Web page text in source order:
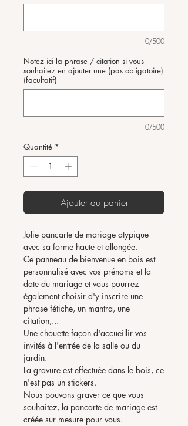
0/500
Notez ici la phrase / citation si vous
souhaitez en ajouter une (pas obligatoire)
(facultatif)
0/500
Quantité *
Ajouter au panier
Jolie pancarte de mariage atypique
avec sa forme haute et allongée.
Ce panneau de bienvenue en bois est
personnalisé avec vos prénoms et la
date du mariage et vous pourrez
également choisir d'y inscrire une
phrase fétiche, un mantra, une
citation,...
Une chouette façon d'accueillir vos
invités à l'entrée de la salle ou du
jardin.
La gravure est effectuée dans le bois, ce
n'est pas un stickers.
Nous pouvons graver ce que vous
souhaitez, la pancarte de mariage est
créée sur mesure pour vous.